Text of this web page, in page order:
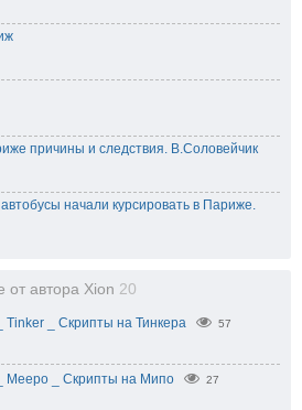
причины и следствия. В.Соловейчик
начали курсировать в Париже.
от автора Xion 20
Tinker _ Скрипты на Тинкера 57
Meepo _ Скрипты на Мипо 27